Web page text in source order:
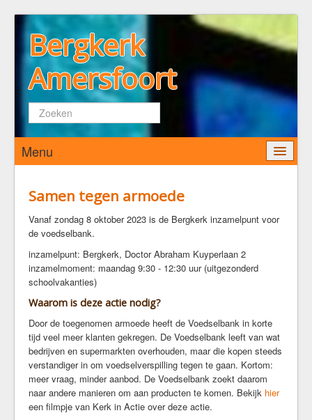
Bergkerk
Amersfoort
Zoeken...
Menu
Wie zijn wij
De Bergkerk
Predikant
Kerkenraad
Diaconaat
Kerkrentmeesters
Kerkmuziek
Geschiedenis
Veilige kerk
Kerkdiensten
Samen tegen armoede
Vanaf zondag 8 oktober 2023 is de Bergkerk inzamelpunt voor
de voedselbank.
inzamelpunt: Bergkerk, Doctor Abraham Kuyperlaan 2
inzamelmoment: maandag 9:30 - 12:30 uur (uitgezonderd
schoolvakanties)
Waarom is deze actie nodig?
Door de toegenomen armoede heeft de Voedselbank in korte
tijd veel meer klanten gekregen. De Voedselbank leeft van wat
bedrijven en supermarkten overhouden, maar die kopen steeds
verstandiger in om voedselverspilling tegen te gaan. Kortom:
meer vraag, minder aanbod. De Voedselbank zoekt daarom
naar andere manieren om aan producten te komen. Bekijk hier
een filmpje van Kerk in Actie over deze actie.